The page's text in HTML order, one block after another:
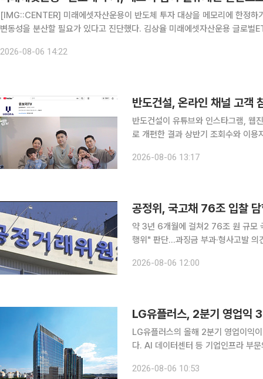
[IMG::CENTER] 미래에셋자산운용이 반도체 투자 대상을 메모리에 한정하
변동성을 분산할 필요가 있다고 진단했다. 김상율 미래에셋자산운용 글로벌ETF운용본부장은 6일 미국 AI 반도체 관련 웹세미나에서 지난
2026-08-06 14:22
반도건설, 온라인 채널 고객
반도건설이 유튜브와 인스타그램, 웹
로 개편한 결과 상반기 조회수와 이용자 참여
텐츠 7편의 평균 조회수는 20만 회를
2026-08-06 13:17
공정위, 국고채 76조 입찰
약 3년 6개월에 걸쳐2 76조 원 규모
행위" 판단...과징금 부과·형사고발 의견 제시 국내 주요 증권사와 은행 등 15개
에 오르게 됐다. 법정 상한을 단순 적
2026-08-06 12:00
LG유플러스, 2분기 영업
LG유플러스의 올해 2분기 영업이익
다. AI 데이터센터 등 기업인프라 부
스 수익 3조765억원, 영업이익
2026-08-06 10:53